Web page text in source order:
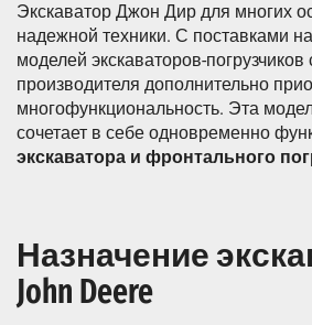
Экскаватор Джон Дир для многих
надежной техники. С поставками
моделей экскаваторов-погрузчиков
производителя дополнительно
многофункциональность. Эта
сочетает в себе одновременно
экскаватора и фронтального
Назначение
John Deere